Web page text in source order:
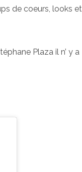
de coeurs, looks et
Plaza il n’ y a